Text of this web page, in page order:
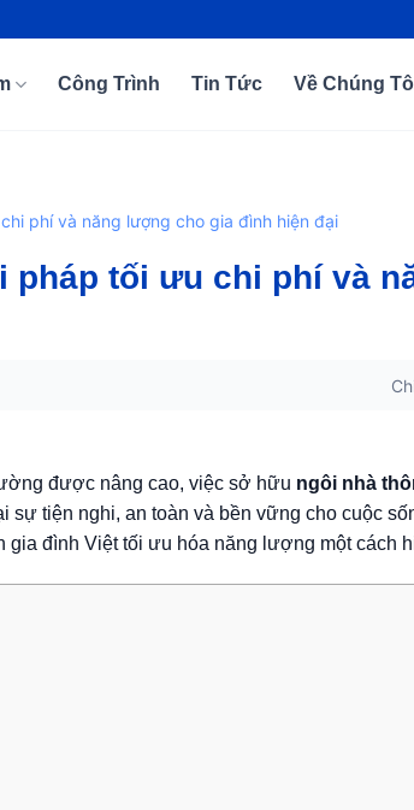
Công Trình Tin Tức Về Chúng
phí và năng lượng cho gia đình hiện đại
pháp tối ưu chi phí và
được nâng cao, việc sở hữu ngôi nhà
sự tiện nghi, an toàn và bền vững cho cuộc
đình Việt tối ưu hóa năng lượng một cách